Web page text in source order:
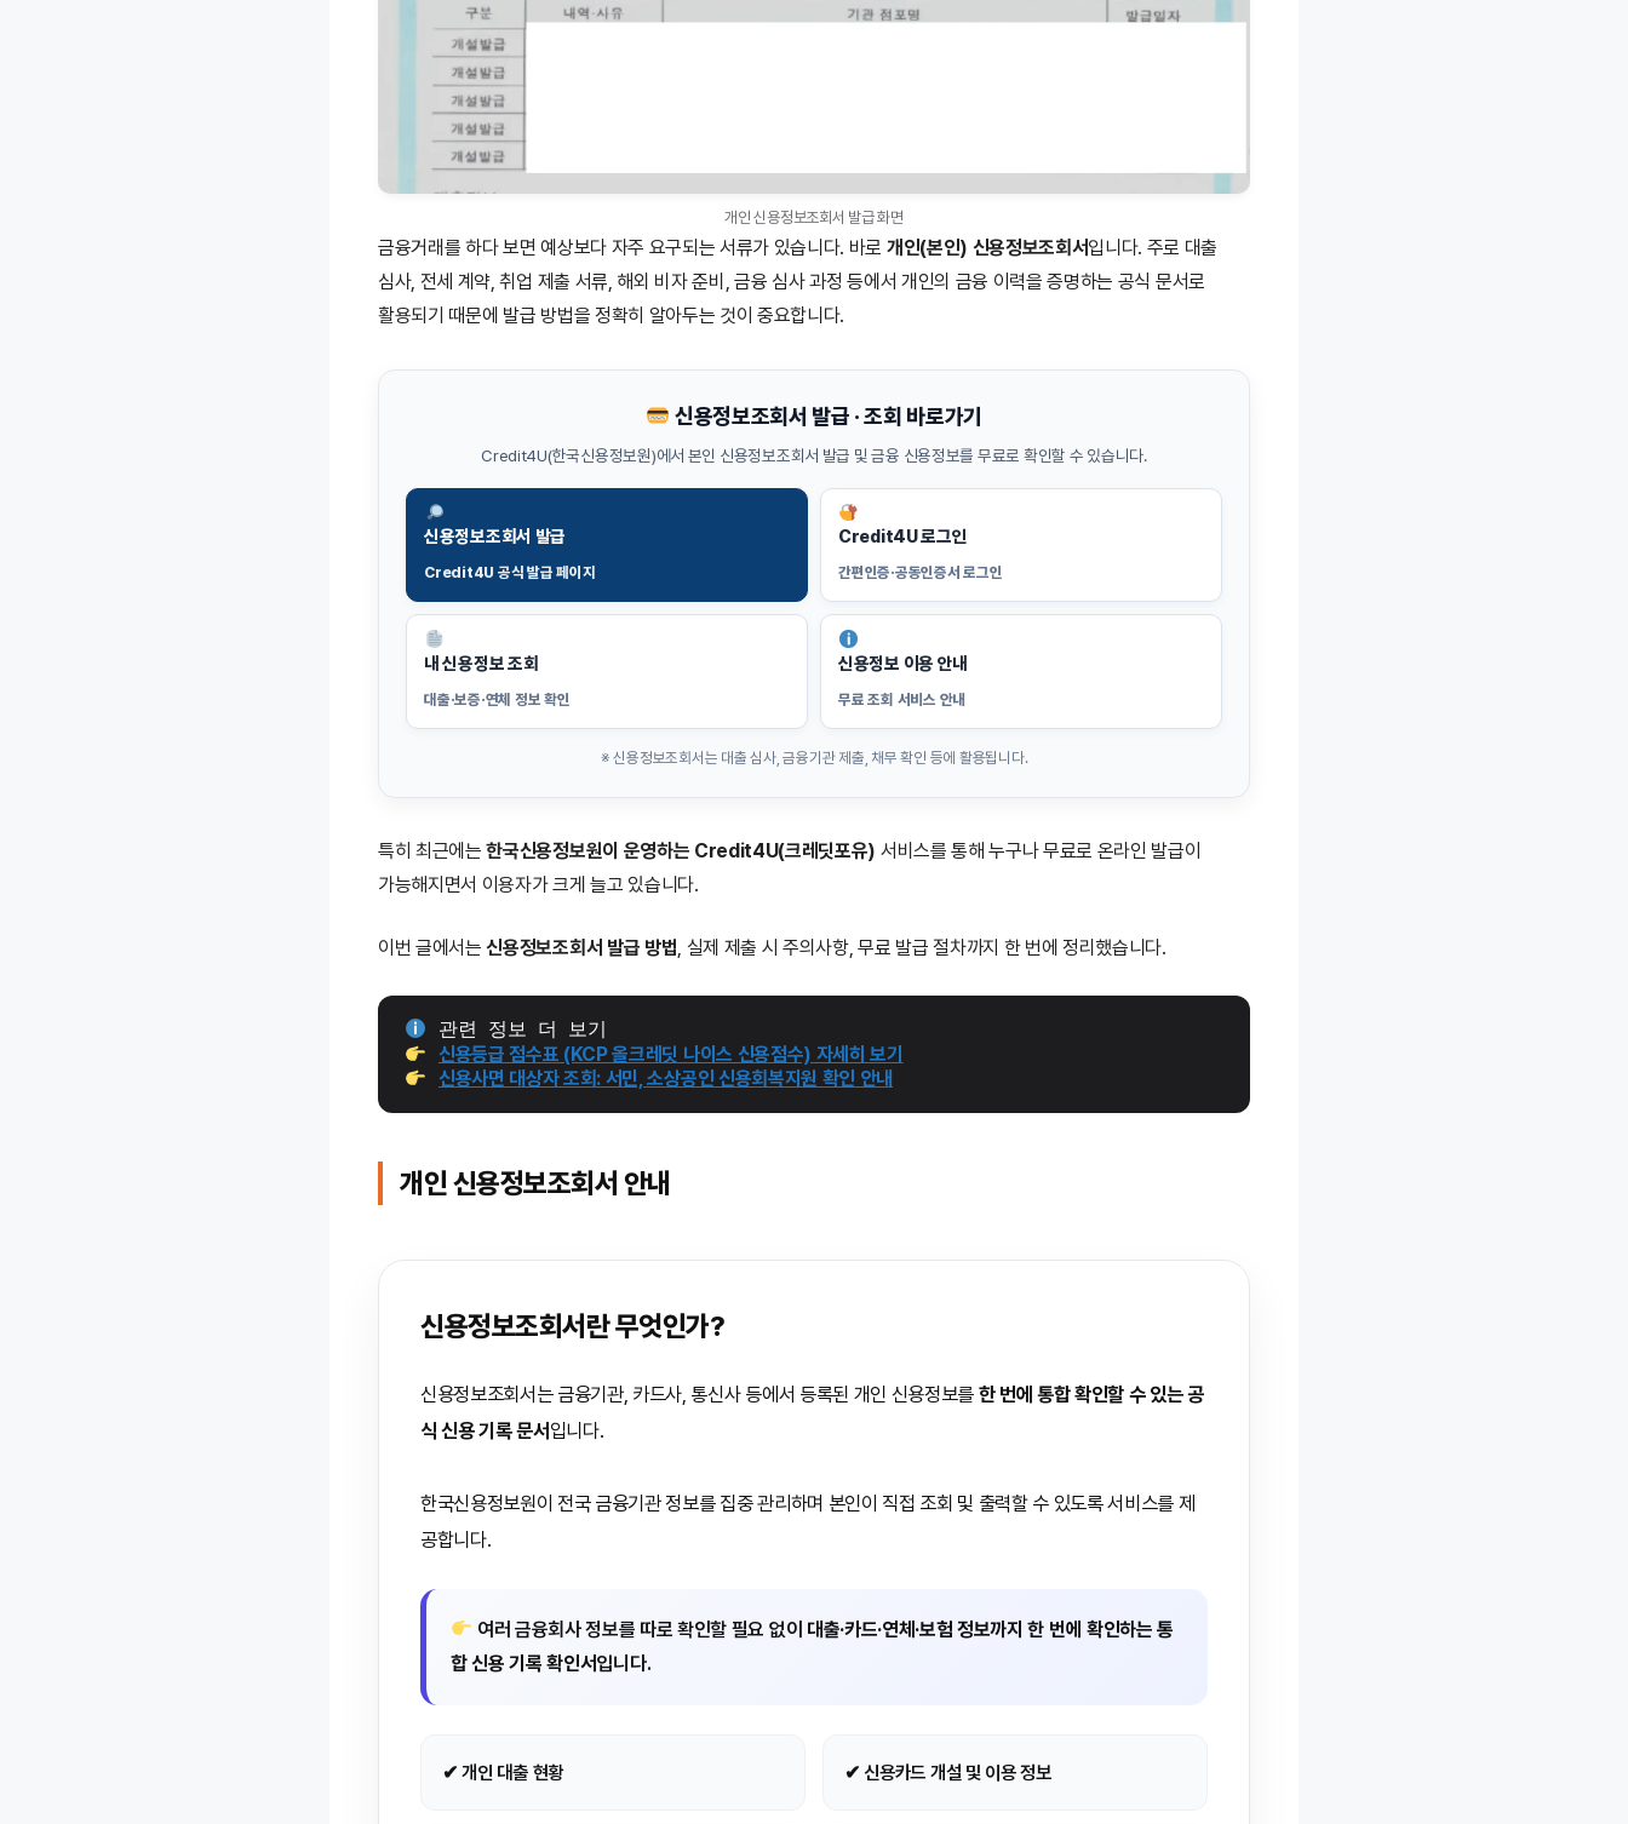
개인 신용정보조회서 발급 화면
금융거래를 하다 보면 예상보다 자주 요구되는 서류가 있습니다. 바로 개인(본인) 신용정보조회서입니다. 주로 대출
심사, 전세 계약, 취업 제출 서류, 해외 비자 준비, 금융 심사 과정 등에서 개인의 금융 이력을 증명하는 공식 문서로
활용되기 때문에 발급 방법을 정확히 알아두는 것이 중요합니다.
신용정보조회서 발급 · 조회 바로가기
Credit4U(한국신용정보원)에서 본인 신용정보조회서 발급 및 금융 신용정보를 무료로 확인할 수 있습니다.
신용정보조회서 발급
Credit4U 공식 발급 페이지
Credit4U 로그인
간편인증·공동인증서 로그인
내 신용정보 조회
대출·보증·연체 정보 확인
신용정보 이용 안내
무료 조회 서비스 안내
※ 신용정보조회서는 대출 심사, 금융기관 제출, 채무 확인 등에 활용됩니다.
특히 최근에는한국신용정보원이 운영하는 Credit4U(크레딧포유) 서비스를 통해 누구나 무료로 온라인 발급이
가능해지면서 이용자가 크게 늘고 있습니다.
이번 글에서는신용정보조회서 발급 방법, 실제 제출 시 주의사항, 무료 발급 절차까지 한 번에 정리했습니다.
관련 정보 더 보기
신용등급 점수표 (KCP 올크레딧 나이스 신용점수) 자세히 보기
신용사면 대상자 조회: 서민, 소상공인 신용회복지원 확인 안내
개인 신용정보조회서 안내
신용정보조회서란 무엇인가?
신용정보조회서는 금융기관, 카드사, 통신사 등에서 등록된 개인 신용정보를 한 번에 통합 확인할 수 있는 공
식 신용 기록 문서입니다.
한국신용정보원이 전국 금융기관 정보를 집중 관리하며 본인이 직접 조회 및 출력할 수 있도록 서비스를 제
공합니다.
여러 금융회사 정보를 따로 확인할 필요 없이 대출·카드·연체·보험 정보까지 한 번에 확인하는 통
합 신용 기록 확인서입니다.
✔ 개인 대출 현황 ✔ 신용카드 개설 및 이용 정보